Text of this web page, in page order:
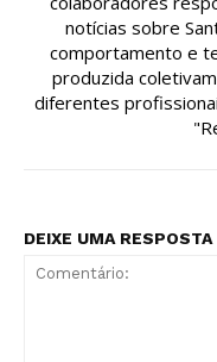
notícias sobre
comportamento e
produzida
diferentes
DEIXE UMA RESPOSTA